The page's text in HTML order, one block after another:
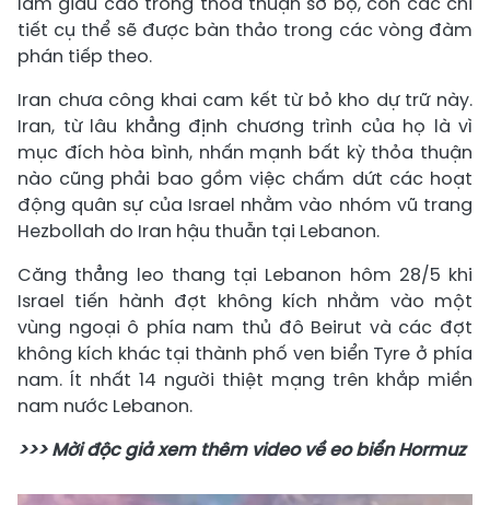
tiết cụ thể sẽ được bàn thảo trong các vòng đàm
phán tiếp theo.
Iran chưa công khai cam kết từ bỏ kho dự trữ này.
Iran, từ lâu khẳng định chương trình của họ là vì
mục đích hòa bình, nhấn mạnh bất kỳ thỏa thuận
nào cũng phải bao gồm việc chấm dứt các hoạt
động quân sự của Israel nhằm vào nhóm vũ trang
Hezbollah do Iran hậu thuẫn tại Lebanon.
Căng thẳng leo thang tại Lebanon hôm 28/5 khi
Israel tiến hành đợt không kích nhằm vào một
vùng ngoại ô phía nam thủ đô Beirut và các đợt
không kích khác tại thành phố ven biển Tyre ở phía
nam. Ít nhất 14 người thiệt mạng trên khắp miền
nam nước Lebanon.
>>> Mời độc giả xem thêm video về eo biển Hormuz